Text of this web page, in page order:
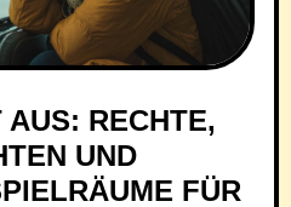
RECHTE,
UND
FÜR